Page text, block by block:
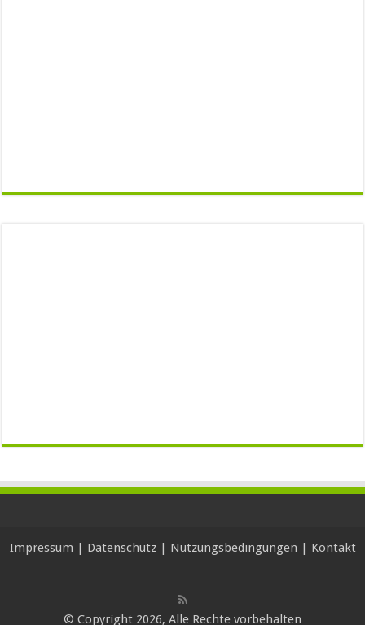
Impressum | Datenschutz| Nutzungsbedingungen | Kontakt
© Copyright 2026, Alle Rechte vorbehalten